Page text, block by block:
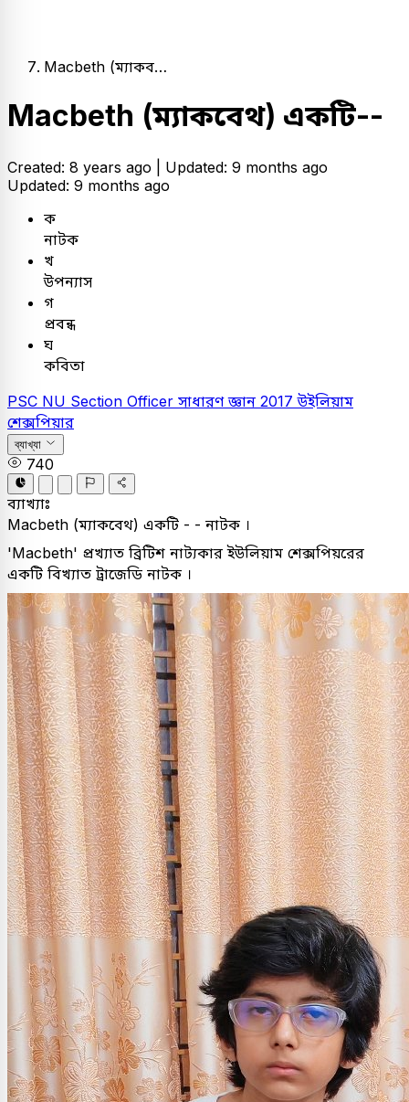
Macbeth (ম্যাকব…
Macbeth (ম্যাকবেথ) একটি--
Created: 8 years ago | Updated: 9 months ago
Updated: 9 months ago
ক
নাটক
খ
উপন্যাস
গ
প্রবন্ধ
ঘ
কবিতা
PSC NU Section Officer সাধারণ জ্ঞান 2017উইলিয়াম
শেক্সপিয়ার
ব্যাখ্যা
740
ব্যাখ্যাঃ
Macbeth (ম্যাকবেথ) একটি - - নাটক ।
'Macbeth' প্রখ্যাত ব্রিটিশ নাট্যকার ইউলিয়াম শেক্সপিয়রের
একটি বিখ্যাত ট্রাজেডি নাটক ।